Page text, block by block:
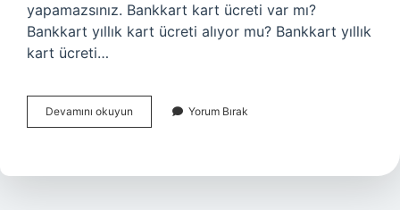
yapamazsınız. Bankkart kart ücreti var mı?
Bankkart yıllık kart ücreti alıyor mu? Bankkart yıllık
kart ücreti…
Devamını okuyun Bankkart
Ücretli
Yorum Bırak